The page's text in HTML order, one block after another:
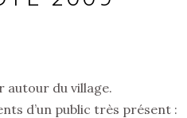
autour du village.
d’un public très présent :